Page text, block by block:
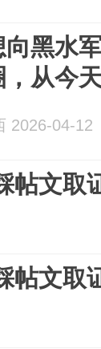
向黑水
，从今
2026-04-12
帖文取
帖文取